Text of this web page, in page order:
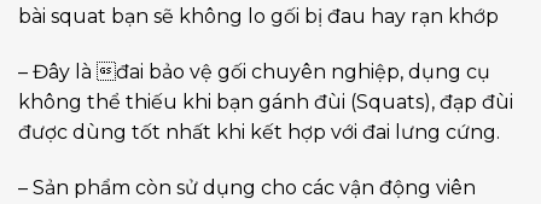
bài squat bạn sẽ không lo gối bị đau hay rạn khớp
– Đây là đai bảo vệ gối chuyên nghiệp, dụng cụ
không thể thiếu khi bạn gánh đùi (Squats), đạp đùi
được dùng tốt nhất khi kết hợp với đai lưng cứng.
– Sản phẩm còn sử dụng cho các vận động viên